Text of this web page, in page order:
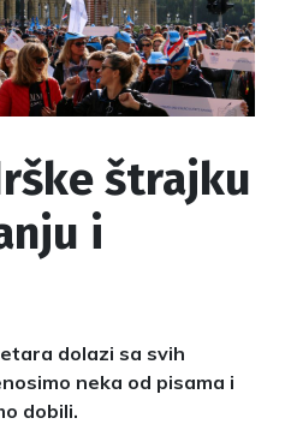
štrajku
i
dolazi sa svih
neka od pisama i
dobili.